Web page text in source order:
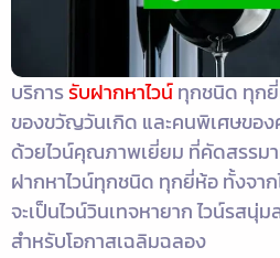
บริการรับฝากหาไวน์ทุกชนิด ทุก
ของขวัญวันเกิด และคนพิเศษขอ
ด้วยไวน์คุณภาพเยี่ยม ที่คัดสรรมา
ฝากหาไวน์ทุกชนิด ทุกยี่ห้อ ทั้งจาก
จะเป็นไวน์วินเทจหายาก ไวน์รสนุ่
สำหรับโอกาสเฉลิมฉลอง